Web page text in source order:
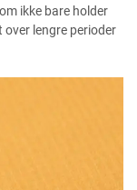
ikke bare holder
lengre perioder